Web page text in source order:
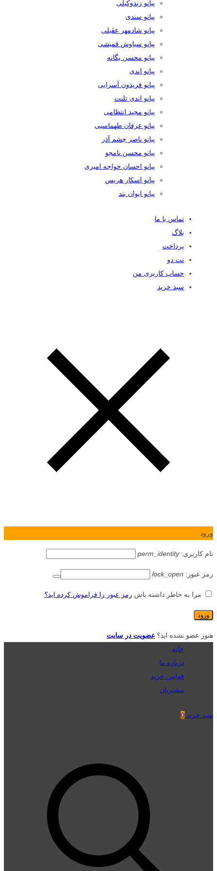
پیانو زندوکیلی
پیانو سندی
پیانو شادمهر عقیلی
پیانو سیاوش قمیشی
پیانو محسن یگانه
پیانو اندی
پیانو فریدون آسرایی
پیانو اندی تلنت
پیانو مجید انتظامی
پیانو عرفان طهماسبی
پیانو ناصر چشم آذر
پیانو محسن نامجو
پیانو احسان خواجه امیری
پیانو اسکار هریس
پیانو ایوان بند
تماس با ما
بلاگ
پرداخت
نت دو
حساب کاربری من
سبد خرید
ورود
نام کاربری:perm_identity
رمز عبور: lock_open
مرا به خاطر داشته باش رمز عبور را فراموش کرده اید؟
هنوز عضو نشده اید؟ عضویت در سایت
خانه
درباره ما
قوانین خرید
مشتریان
سبد خرید 0